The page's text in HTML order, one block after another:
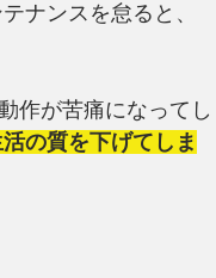
ナンスを怠ると、
作が苦痛になってし
の質を下げてしま